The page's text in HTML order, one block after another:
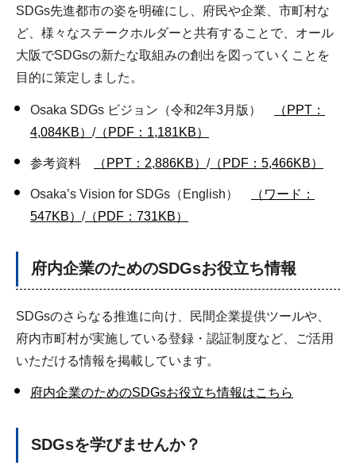
SDGs先進都市の姿を明確にし、府民や企業、市町村な
ど、様々なステークホルダーと共有することで、オール
大阪でSDGsの新たな取組みの創出を図っていくことを
目的に策定しました。
Osaka SDGs ビジョン（令和2年3月版）
（PPT：
4,084KB） /（PDF：1,181KB）
参考資料 （PPT：2,886KB） /（PDF：5,466KB）
Osaka’s Vision for SDGs（English）
（ワード：
547KB） /（PDF：731KB）
府内企業のためのSDGsお役立ち情報
SDGsのさらなる推進に向け、民間企業提供ツールや、
府内市町村が実施している登録・認証制度など、ご活用
いただける情報を掲載しています。
府内企業のためのSDGsお役立ち情報はこちら
SDGsを学びませんか？